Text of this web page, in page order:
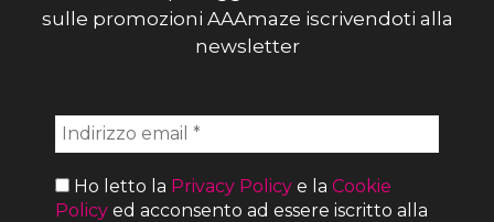
sulle promozioni AAAmaze iscrivendoti alla
newsletter
Ho letto la Privacy Policy e la Cookie
Policy ed acconsento ad essere iscritto alla